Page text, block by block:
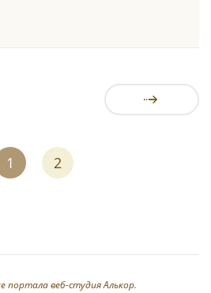
1 2
портала веб-студия Алькор.